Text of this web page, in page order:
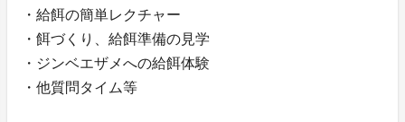
・給餌の簡単レクチャー
・餌づくり、給餌準備の見学
・ジンベエザメへの給餌体験
・他質問タイム等